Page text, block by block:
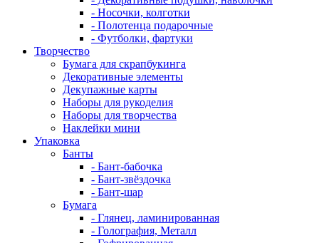
- Носочки, колготки
- Полотенца подарочные
- Футболки, фартуки
Творчество
Бумага для скрапбукинга
Декоративные элементы
Декупажные карты
Наборы для рукоделия
Наборы для творчества
Наклейки мини
Упаковка
Банты
- Бант-бабочка
- Бант-звёздочка
- Бант-шар
Бумага
- Глянец, ламинированная
- Голография, Металл